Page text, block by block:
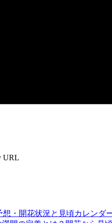
URL
・開花状況と見頃カレンダ